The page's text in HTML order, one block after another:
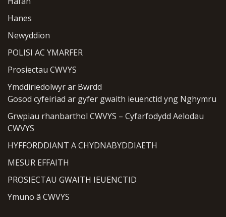
Hanes
Newyddion
POLISI AC YMARFER
Prosiectau CWVYS
Ymddiriedolwyr ar Bwrdd
Gosod cyfeiriad ar gyfer gwaith ieuenctid yng Nghymru
Grwpiau rhanbarthol CWVYS – Cyfarfodydd Aelodau
CWVYS
HYFFORDDIANT A CHYDNABYDDIAETH
MESUR EFFAITH
PROSIECTAU GWAITH IEUENCTID
Ymuno â CWVYS